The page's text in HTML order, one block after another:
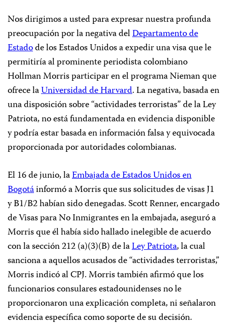
Nos dirigimos a usted para expresar nuestra profunda
preocupación por la negativa delDepartamento de
Estadode los Estados Unidos a expedir una visa que le
permitiría al prominente periodista colombiano
Hollman Morris participar en el programa Nieman que
ofrece laUniversidad de Harvard. La negativa, basada en
una disposición sobre “actividades terroristas” de la Ley
Patriota, no está fundamentada en evidencia disponible
y podría estar basada en información falsa y equivocada
proporcionada por autoridades colombianas.
El 16 de junio, laEmbajada de Estados Unidos en
Bogotáinformó a Morris que sus solicitudes de visas J1
y B1/B2 habían sido denegadas. Scott Renner, encargado
de Visas para No Inmigrantes en la embajada, aseguró a
Morris que él había sido hallado inelegible de acuerdo
con la sección 212 (a)(3)(B) de laLey Patriota, la cual
sanciona a aquellos acusados de “actividades terroristas,”
Morris indicó al CPJ. Morris también afirmó que los
funcionarios consulares estadounidenses no le
proporcionaron una explicación completa, ni señalaron
evidencia específica como soporte de su decisión.